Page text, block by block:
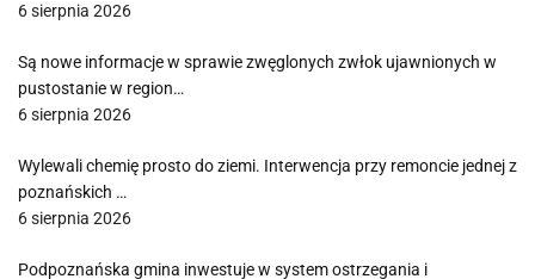
6 sierpnia 2026
Są nowe informacje w sprawie zwęglonych zwłok ujawnionych w
pustostanie w region…
6 sierpnia 2026
Wylewali chemię prosto do ziemi. Interwencja przy remoncie jednej z
poznańskich …
6 sierpnia 2026
Podpoznańska gmina inwestuje w system ostrzegania i